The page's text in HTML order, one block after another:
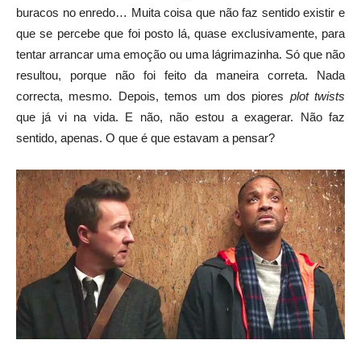
buracos no enredo… Muita coisa que não faz sentido existir e
que se percebe que foi posto lá, quase exclusivamente, para
tentar arrancar uma emoção ou uma lágrimazinha. Só que não
resultou, porque não foi feito da maneira correta. Nada
correcta, mesmo. Depois, temos um dos piores plot twists
que já vi na vida. E não, não estou a exagerar. Não faz
sentido, apenas. O que é que estavam a pensar?